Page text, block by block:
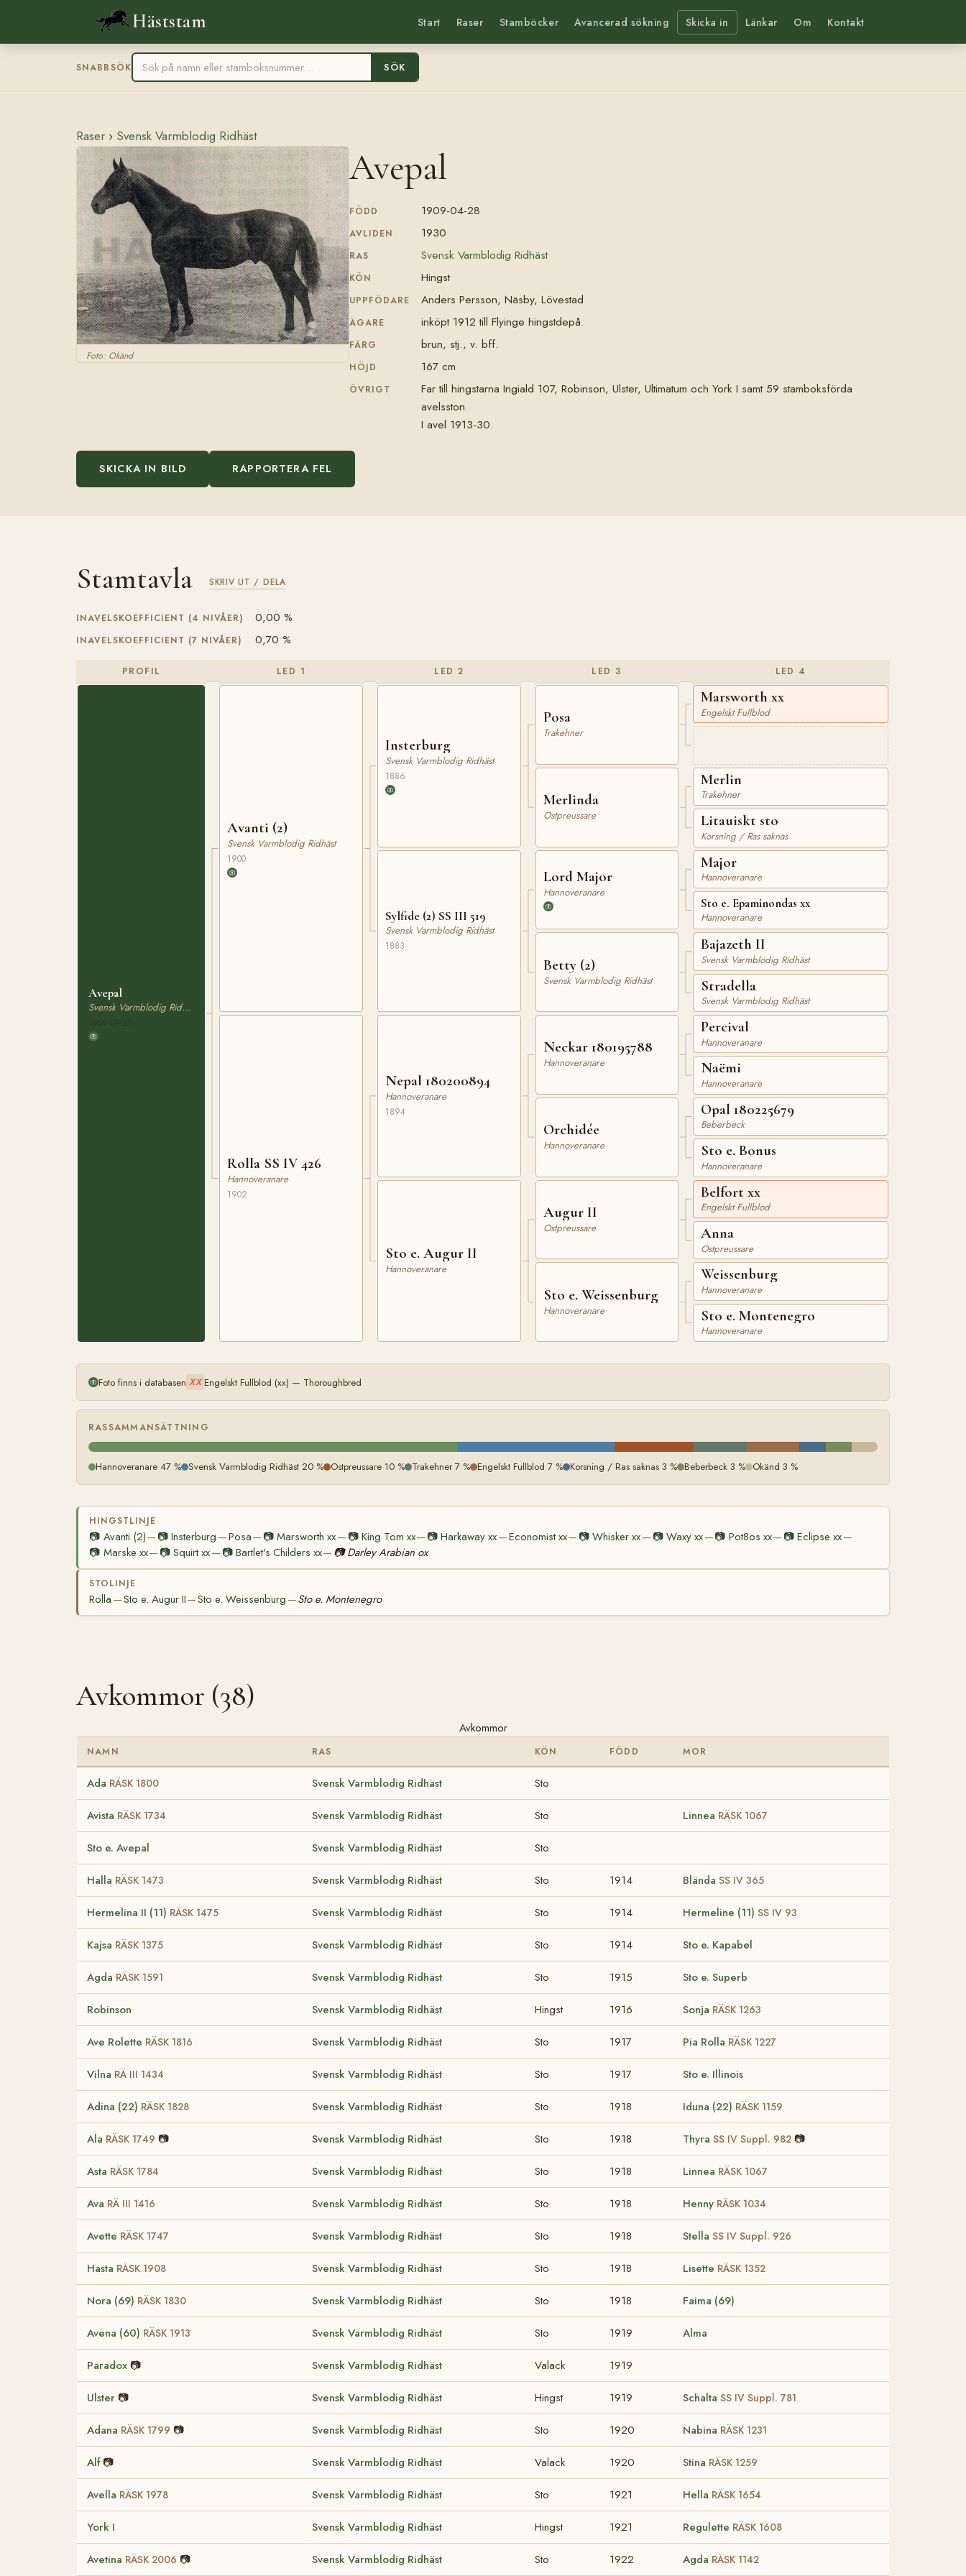
Häststam Start Raser Stamböcker Avancerad sökning Skicka in Länkar Om Kontakt
SNABBSÖK SÖK
Raser › Svensk Varmblodig Ridhäst
Foto: Okänd
Avepal
FÖDD 1909-04-28
AVLIDEN 1930
RAS Svensk Varmblodig Ridhäst
KÖN Hingst
UPPFÖDARE Anders Persson, Näsby, Lövestad
ÄGARE inköpt 1912 till Flyinge hingstdepå.
FÄRG brun, stj., v. bff.
HÖJD 167 cm
ÖVRIGT
Far till hingstarna Ingiald 107, Robinson, Ulster, Ultimatum och York I samt 59 stamboksförda
avelsston.
I avel 1913-30.
SKICKA IN BILD RAPPORTERA FEL
Stamtavla SKRIV UT / DELA
INAVELSKOEFFICIENT (4 NIVÅER) 0,00 %
INAVELSKOEFFICIENT (7 NIVÅER) 0,70 %
PROFIL
Avepal
Svensk Varmblodig Ridhäst
LED 1
Avanti (2)
Svensk Varmblodig Ridhäst
1900
Rolla SS IV 426
Hannoveranare
1902
LED 2
Insterburg
Svensk Varmblodig Ridhäst
1886
Sylfide (2) SS III 519
Svensk Varmblodig Ridhäst
1883
Nepal 180200894
Hannoveranare
1894
Sto e. Augur II
Hannoveranare
LED 3
Posa
Trakehner
Merlinda
Ostpreussare
Lord Major
Hannoveranare
Betty (2)
Svensk Varmblodig Ridhäst
Neckar 180195788
Hannoveranare
Orchidée
Hannoveranare
Augur II
Ostpreussare
Sto e. Weissenburg
Hannoveranare
LED 4
Marsworth xx
Engelskt Fullblod
Merlin
Trakehner
Litauiskt sto
Korsning / Ras saknas
Major
Hannoveranare
Sto e. Epaminondas xx
Hannoveranare
Bajazeth II
Svensk Varmblodig Ridhäst
Stradella
Svensk Varmblodig Ridhäst
Percival
Hannoveranare
Naëmi
Hannoveranare
Opal 180225679
Beberbeck
Sto e. Bonus
Hannoveranare
Belfort xx
Engelskt Fullblod
Anna
Ostpreussare
Weissenburg
Hannoveranare
Sto e. Montenegro
Hannoveranare
Foto finns i databasen XX Engelskt Fullblod (xx) — Thoroughbred
RASSAMMANSÄTTNING
Hannoveranare 47 % Svensk Varmblodig Ridhäst 20 % Ostpreussare 10 % Trakehner 7 % Engelskt Fullblod 7 % Korsning / Ras saknas 3 % Beberbeck 3 % Okänd 3 %
HINGSTLINJE
📷 Avanti (2)— 📷Insterburg —Posa— 📷Marsworth xx— 📷 King Tom xx— 📷 Harkaway xx—Economist xx— 📷 Whisker xx— 📷Waxy xx—📷 Pot8os xx— 📷Eclipse xx—
📷 Marske xx— 📷Squirt xx— 📷 Bartlet's Childers xx— 📷 Darley Arabian ox
STOLINJE
Rolla —Sto e. Augur II—Sto e. Weissenburg —Sto e. Montenegro
Avkommor (38)
Avkommor
NAMN RAS KÖN FÖDD MOR
Ada RÄSK 1800 Svensk Varmblodig Ridhäst Sto
Avista RÄSK 1734 Svensk Varmblodig Ridhäst Sto Linnea RÄSK 1067
Sto e. Avepal Svensk Varmblodig Ridhäst Sto
Halla RÄSK 1473 Svensk Varmblodig Ridhäst Sto 1914 Blända SS IV 365
Hermelina II (11) RÄSK 1475 Svensk Varmblodig Ridhäst Sto 1914 Hermeline (11) SS IV 93
Kajsa RÄSK 1375 Svensk Varmblodig Ridhäst Sto 1914 Sto e. Kapabel
Agda RÄSK 1591 Svensk Varmblodig Ridhäst Sto 1915 Sto e. Superb
Robinson Svensk Varmblodig Ridhäst Hingst 1916 Sonja RÄSK 1263
Ave Rolette RÄSK 1816 Svensk Varmblodig Ridhäst Sto 1917 Pia Rolla RÄSK 1227
Vilna RÄ III 1434 Svensk Varmblodig Ridhäst Sto 1917 Sto e. Illinois
Adina (22) RÄSK 1828 Svensk Varmblodig Ridhäst Sto 1918 Iduna (22) RÄSK 1159
Ala RÄSK 1749 📷 Svensk Varmblodig Ridhäst Sto 1918 Thyra SS IV Suppl. 982 📷
Asta RÄSK 1784 Svensk Varmblodig Ridhäst Sto 1918 Linnea RÄSK 1067
Ava RÄ III 1416 Svensk Varmblodig Ridhäst Sto 1918 Henny RÄSK 1034
Avette RÄSK 1747 Svensk Varmblodig Ridhäst Sto 1918 Stella SS IV Suppl. 926
Hasta RÄSK 1908 Svensk Varmblodig Ridhäst Sto 1918 Lisette RÄSK 1352
Nora (69) RÄSK 1830 Svensk Varmblodig Ridhäst Sto 1918 Faima (69)
Avena (60) RÄSK 1913 Svensk Varmblodig Ridhäst Sto 1919 Alma
Paradox 📷 Svensk Varmblodig Ridhäst Valack 1919
Ulster 📷 Svensk Varmblodig Ridhäst Hingst 1919 Schalta SS IV Suppl. 781
Adana RÄSK 1799 📷 Svensk Varmblodig Ridhäst Sto 1920 Nabina RÄSK 1231
Alf 📷 Svensk Varmblodig Ridhäst Valack 1920 Stina RÄSK 1259
Avella RÄSK 1978 Svensk Varmblodig Ridhäst Sto 1921 Hella RÄSK 1654
York I Svensk Varmblodig Ridhäst Hingst 1921 Regulette RÄSK 1608
Avetina RÄSK 2006 📷 Svensk Varmblodig Ridhäst Sto 1922 Agda RÄSK 1142